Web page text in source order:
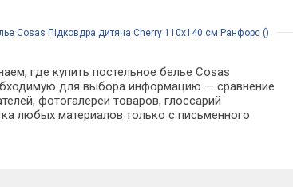
Cosas Підковдра дитяча Cherry 110x140 см Ранфорс ()
где купить постельное белье Cosas
для выбора информацию — сравнение
фотогалереи товаров, глоссарий
любых материалов только с письменного